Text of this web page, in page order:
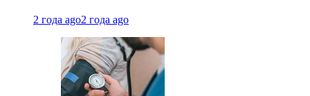
2 года ago2 года ago